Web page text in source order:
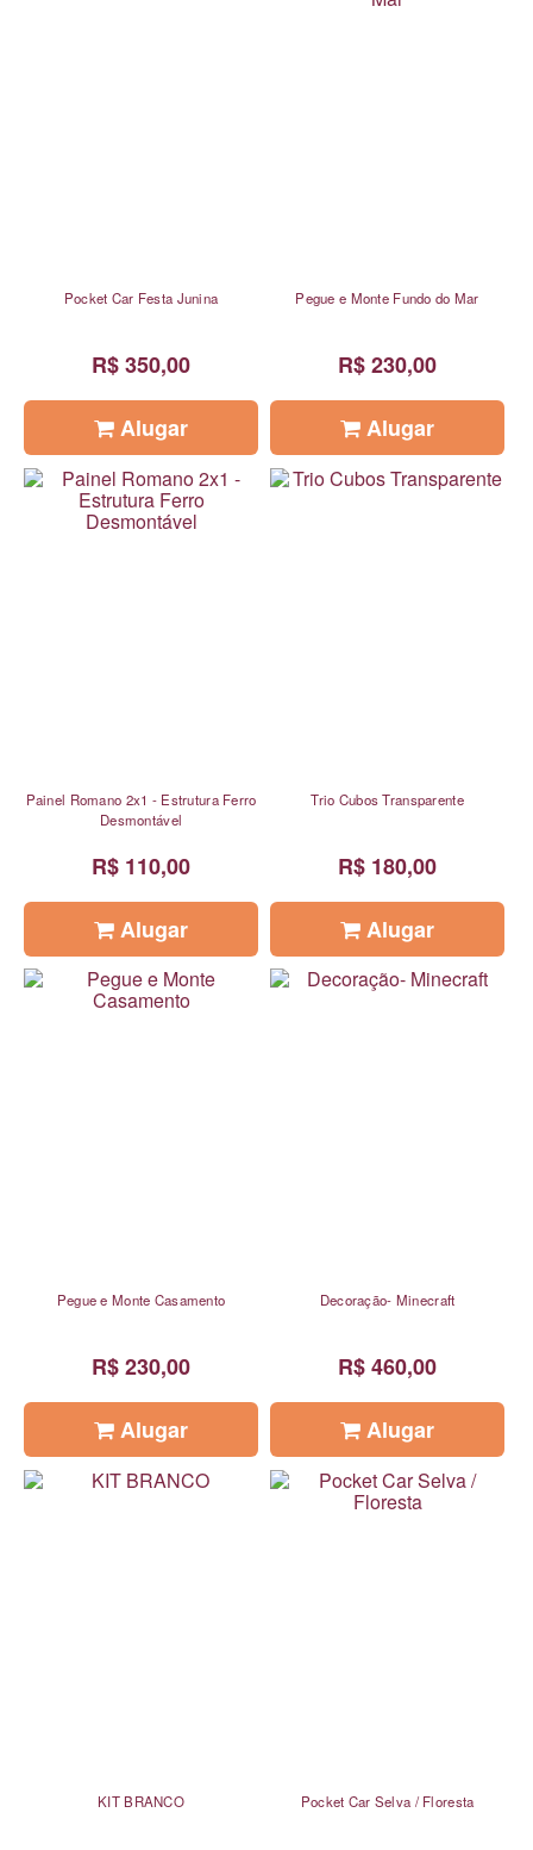
Pocket Car Festa Junina
R$ 350,00
Alugar
Pegue e Monte Fundo do Mar
R$ 230,00
Alugar
Painel Romano 2x1 - Estrutura Ferro
Desmontável
R$ 110,00
Alugar
Trio Cubos Transparente
R$ 180,00
Alugar
Pegue e Monte Casamento
R$ 230,00
Alugar
Decoração- Minecraft
R$ 460,00
Alugar
KIT BRANCO Pocket Car Selva / Floresta